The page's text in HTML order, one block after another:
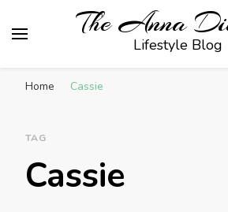
The Anna
Lifestyle Blog
Home Cassie
TAG
Cassie